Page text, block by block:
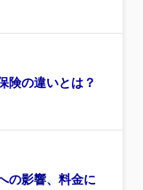
険の違いとは？
の影響、料金に